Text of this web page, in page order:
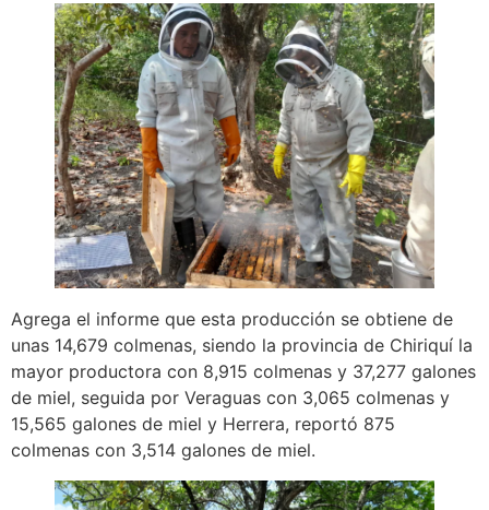
Agrega el informe que esta producción se obtiene de
unas 14,679 colmenas, siendo la provincia de Chiriquí la
mayor productora con 8,915 colmenas y 37,277 galones
de miel, seguida por Veraguas con 3,065 colmenas y
15,565 galones de miel y Herrera, reportó 875
colmenas con 3,514 galones de miel.